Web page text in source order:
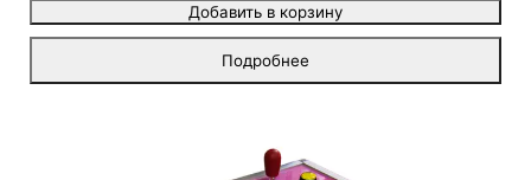
Добавить в корзину
Подробнее